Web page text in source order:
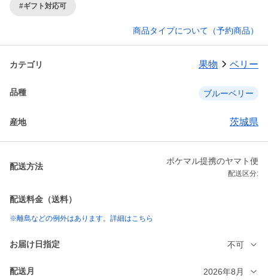
#ギフト対応可
商品タイプについて（予約商品）
カテゴリ 果物 ベリー
品種 ブルーベリー
産地 茨城県
配送方法
ポケマル提携のヤマト便
配送区分:
配送料金（送料）
※離島などの例外はあります。詳細はこちら
お届け日指定 不可
配送月 2026年8月